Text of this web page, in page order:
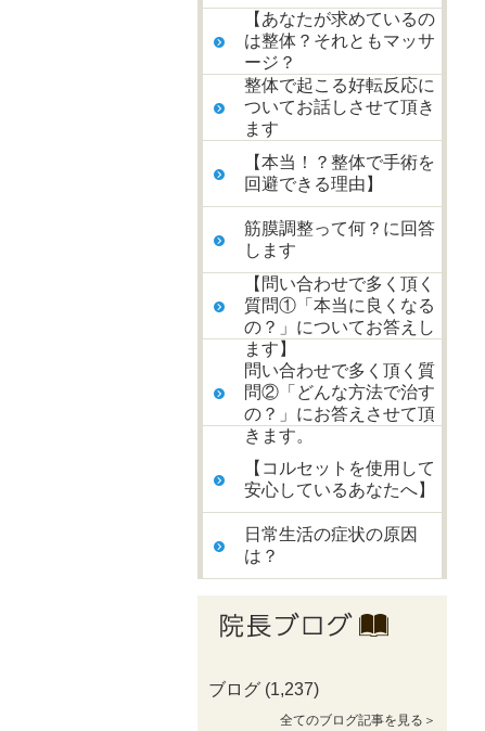
【あなたが求めているの
は整体？それともマッサ
ージ？
整体で起こる好転反応に
ついてお話しさせて頂き
ます
【本当！？整体で手術を
回避できる理由】
筋膜調整って何？に回答
します
【問い合わせで多く頂く
質問①「本当に良くなる
の？」についてお答えし
ます】
問い合わせで多く頂く質
問②「どんな方法で治す
の？」にお答えさせて頂
きます。
【コルセットを使用して
安心しているあなたへ】
日常生活の症状の原因
は？
ブログ (1,237)
全てのブログ記事を見る＞